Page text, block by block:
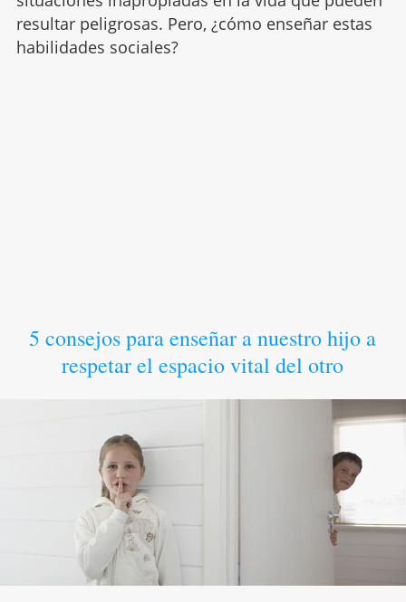
resultar peligrosas. Pero, ¿cómo enseñar estas
habilidades sociales?
5 consejos para enseñar a nuestro hijo a
respetar el espacio vital del otro